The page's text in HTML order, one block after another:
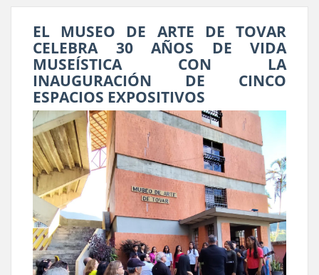
EL MUSEO DE ARTE DE TOVAR
CELEBRA 30 AÑOS DE VIDA
MUSEÍSTICA CON LA
INAUGURACIÓN DE CINCO
ESPACIOS EXPOSITIVOS